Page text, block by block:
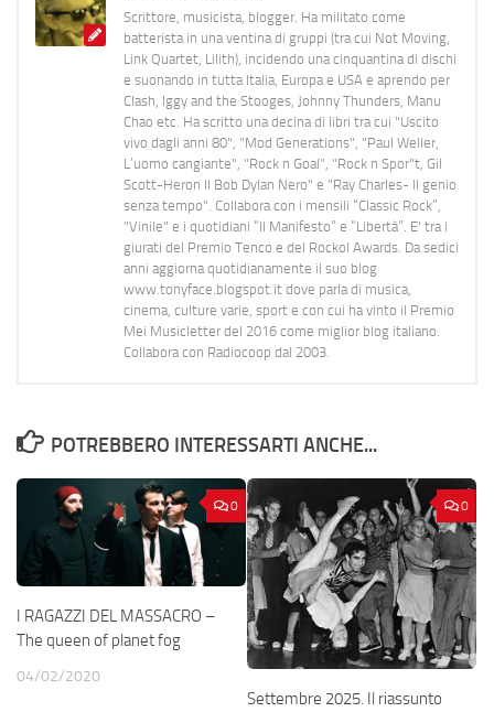
Scrittore, musicista, blogger. Ha militato come
batterista in una ventina di gruppi (tra cui Not Moving,
Link Quartet, Lilith), incidendo una cinquantina di dischi
e suonando in tutta Italia, Europa e USA e aprendo per
Clash, Iggy and the Stooges, Johnny Thunders, Manu
Chao etc. Ha scritto una decina di libri tra cui "Uscito
vivo dagli anni 80", "Mod Generations", "Paul Weller,
L’uomo cangiante", "Rock n Goal", "Rock n Spor"t, Gil
Scott-Heron Il Bob Dylan Nero" e "Ray Charles- Il genio
senza tempo". Collabora con i mensili “Classic Rock”,
"Vinile" e i quotidiani “Il Manifesto” e “Libertà”. E' tra i
giurati del Premio Tenco e del Rockol Awards. Da sedici
anni aggiorna quotidianamente il suo blog
www.tonyface.blogspot.it dove parla di musica,
cinema, culture varie, sport e con cui ha vinto il Premio
Mei Musicletter del 2016 come miglior blog italiano.
Collabora con Radiocoop dal 2003.
POTREBBERO INTERESSARTI ANCHE...
0
I RAGAZZI DEL MASSACRO –
The queen of planet fog
04/02/2020
0
Settembre 2025. Il riassunto